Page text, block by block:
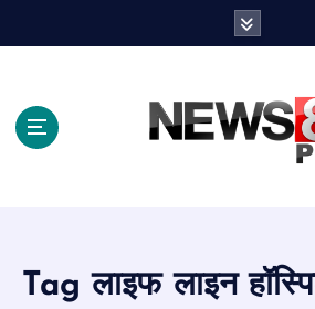
Tag लाइफ लाइन